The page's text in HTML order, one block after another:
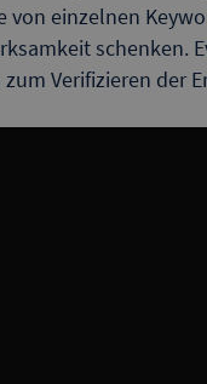
von einzelnen
schenken.
Verifizieren der